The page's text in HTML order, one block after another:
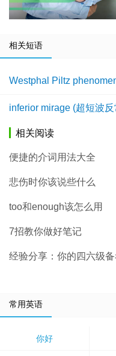
相关短语
Westphal Piltz
inferior mirage (超短波
相关阅读
便捷的介词用法大全
悲伤时你该说些什么
too和enough该怎么用
7招教你做好笔记
经验分享：你的四六级
常用英语
你好